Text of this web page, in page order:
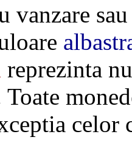
vanzare
reprezinta
celor